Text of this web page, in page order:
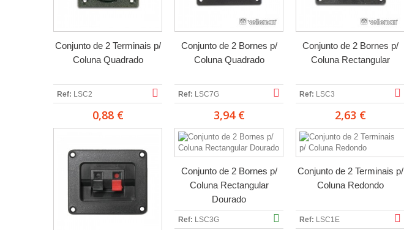
Conjunto de 2 Terminais p/
Coluna Quadrado
Ref: LSC2
0,88 €
Conjunto de 2 Bornes p/
Coluna Quadrado
Ref: LSC7G
3,94 €
Conjunto de 2 Bornes p/
Coluna Rectangular
Ref: LSC3
2,63 €
Conjunto de 2 Bornes p/
Coluna Rectangular
Dourado
Ref: LSC3G
Conjunto de 2 Terminais p/
Coluna Redondo
Ref: LSC1E